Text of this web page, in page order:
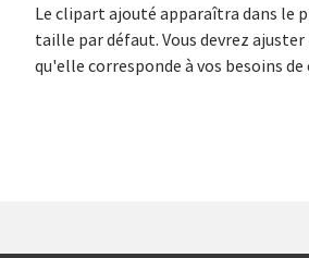
Le clipart ajouté apparaîtra dans le
taille par défaut. Vous devrez
qu'elle corresponde à vos besoins